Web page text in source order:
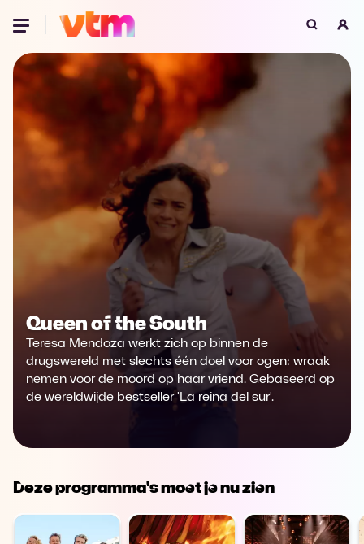
Voor je onze programma's gaat ontdekken,
best je browser updaten of hieronder één
van de ondersteunde browsers
downloaden.
Google Chrome
Firefox
Safari Download
Microsoft Edge Download
Opera
Queen of the South
Teresa Mendoza werkt zich op binnen de
drugswereld met slechts één doel voor ogen: wraak
nemen voor de moord op haar vriend. Gebaseerd op
de wereldwijde bestseller 'La reina del sur'.
Deze programma's moet je nu zien